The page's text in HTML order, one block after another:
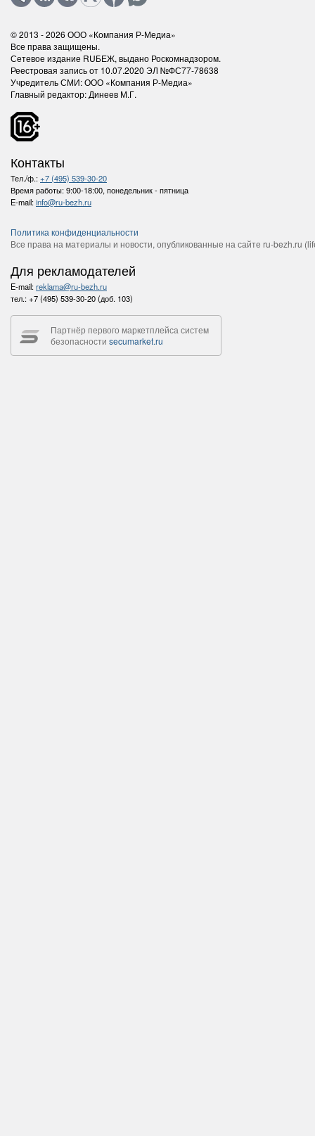
© 2013 - 2026 ООО «Компания Р-Медиа»
Все права защищены.
Сетевое издание RUБЕЖ, выдано Роскомнадзором.
Реестровая запись от 10.07.2020 ЭЛ №ФС77-78638
Учредитель СМИ: ООО «Компания Р-Медиа»
Главный редактор: Динеев М.Г.
Контакты
Тел./ф.:+7 (495) 539-30-20
Время работы:9:00-18:00, понедельник - пятница
E-mail:info@ru-bezh.ru
Политика конфиденциальности
Все права на материалы и новости, опубликованные на сайте ru-bezh.ru
Для рекламодателей
E-mail:reklama@ru-bezh.ru
тел.:+7 (495) 539-30-20 (доб. 103)
Партнёр первого маркетплейса систем
безопасности secumarket.ru